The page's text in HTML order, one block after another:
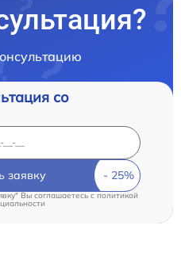
со
заявку
Вы соглашаетесь cполитикой